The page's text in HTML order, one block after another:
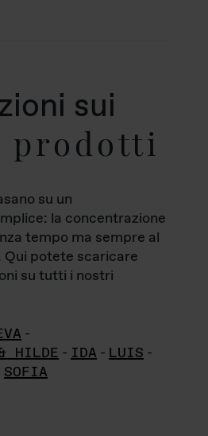
sui
su un
la concentrazione
tempo ma sempre al
potete scaricare
su tutti i nostri
-
HILDE - IDA - LUIS -
SOFIA